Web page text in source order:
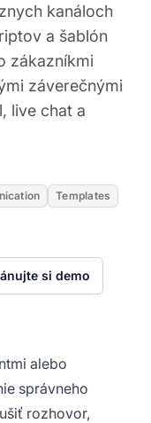
kanáloch
a šablón
zákazníkmi
záverečnými
live chat a
Templates
si demo
alebo
správneho
rozhovor,